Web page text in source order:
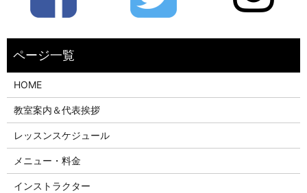
HOME
教室案内＆代表挨拶
レッスンスケジュール
メニュー・料金
インストラクター